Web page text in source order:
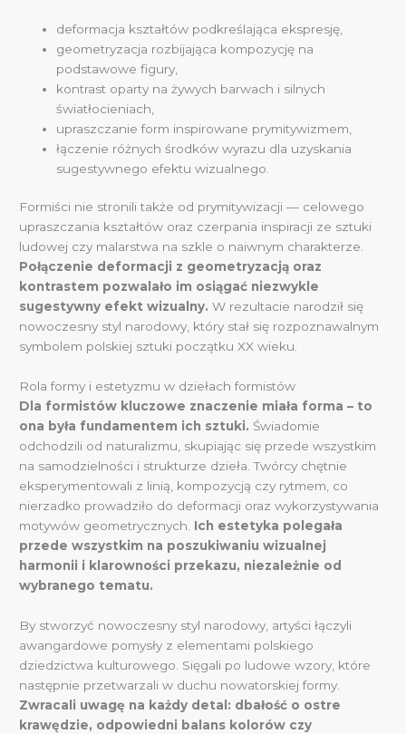
deformacja kształtów podkreślająca ekspresję,
geometryzacja rozbijająca kompozycję na
podstawowe figury,
kontrast oparty na żywych barwach i silnych
światłocieniach,
upraszczanie form inspirowane prymitywizmem,
łączenie różnych środków wyrazu dla uzyskania
sugestywnego efektu wizualnego.
Formiści nie stronili także od prymitywizacji — celowego
upraszczania kształtów oraz czerpania inspiracji ze sztuki
ludowej czy malarstwa na szkle o naiwnym charakterze.
Połączenie deformacji z geometryzacją oraz
kontrastem pozwalało im osiągać niezwykle
sugestywny efekt wizualny. W rezultacie narodził się
nowoczesny styl narodowy, który stał się rozpoznawalnym
symbolem polskiej sztuki początku XX wieku.
Rola formy i estetyzmu w dziełach formistów
Dla formistów kluczowe znaczenie miała forma – to
ona była fundamentem ich sztuki. Świadomie
odchodzili od naturalizmu, skupiając się przede wszystkim
na samodzielności i strukturze dzieła. Twórcy chętnie
eksperymentowali z linią, kompozycją czy rytmem, co
nierzadko prowadziło do deformacji oraz wykorzystywania
motywów geometrycznych. Ich estetyka polegała
przede wszystkim na poszukiwaniu wizualnej
harmonii i klarowności przekazu, niezależnie od
wybranego tematu.
By stworzyć nowoczesny styl narodowy, artyści łączyli
awangardowe pomysły z elementami polskiego
dziedzictwa kulturowego. Sięgali po ludowe wzory, które
następnie przetwarzali w duchu nowatorskiej formy.
Zwracali uwagę na każdy detal: dbałość o ostre
krawędzie, odpowiedni balans kolorów czy